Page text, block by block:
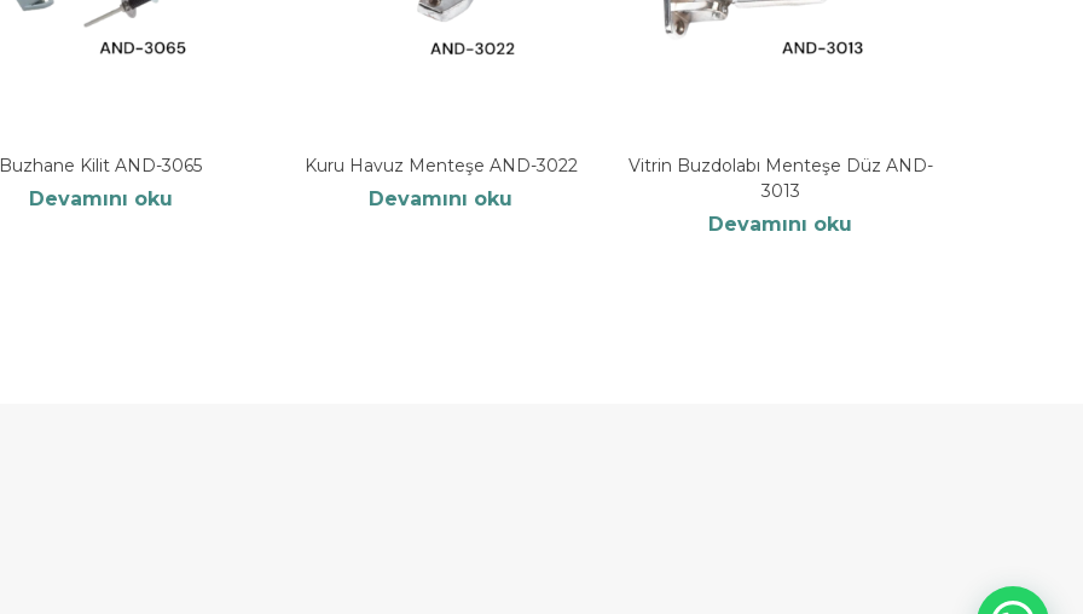
Buzhane Kilit AND-3065
Devamını oku
Kuru Havuz Menteşe AND-3022
Devamını oku
Vitrin Buzdolabı Menteşe Düz AND-
3013
Devamını oku